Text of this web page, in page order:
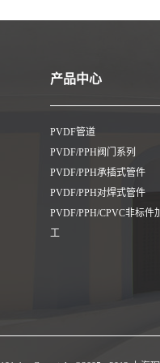
产品中心
PVDF管道
PVDF/PPH阀门系列
PVDF/PPH承插式管件
PVDF/PPH对焊式管件
PVDF/PPH/CPVC非标件
工